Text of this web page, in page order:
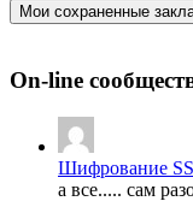
Мои сохраненные
On-line
Шифрование
а все..... сам